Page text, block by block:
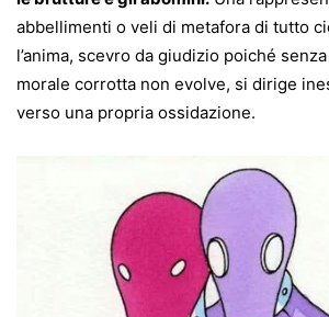
abbellimenti o veli di metafora di tutto
l’anima, scevro da giudizio poiché
morale corrotta non evolve, si dirige
verso una propria ossidazione.